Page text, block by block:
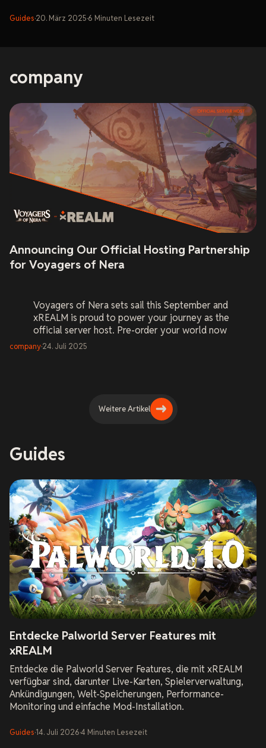
Guides·20. März 2025·6 Minuten Lesezeit
company
Announcing Our Official Hosting Partnership
for Voyagers of Nera
Voyagers of Nerasets sail this September and
xREALM is proud to power your journey as the
official server host. Pre-order your world now
and be ready on Day One.
company·24. Juli 2025
Weitere Artikel
Guides
Entdecke Palworld Server Features mit
xREALM
Entdecke die Palworld Server Features, die mit xREALM
verfügbar sind, darunter Live-Karten, Spielerverwaltung,
Ankündigungen, Welt-Speicherungen, Performance-
Monitoring und einfache Mod-Installation.
Guides·14. Juli 2026·4 Minuten Lesezeit